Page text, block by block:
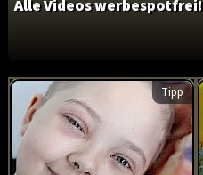
Alle Videos werbespotfrei!
Tipp